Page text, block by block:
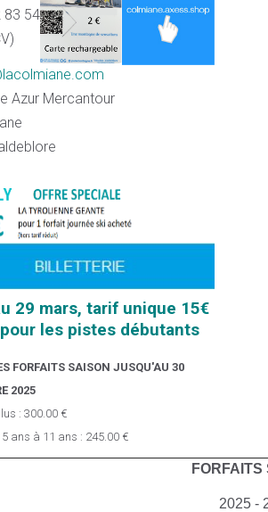
83 54
Azur Mercantour
29 mars, tarif unique 15€
les pistes débutants
FORFAITS SAISON JUSQU'AU 30
2025
: 300.00 €
ans à 11 ans : 245.00 €
FORFAITS
2025 -